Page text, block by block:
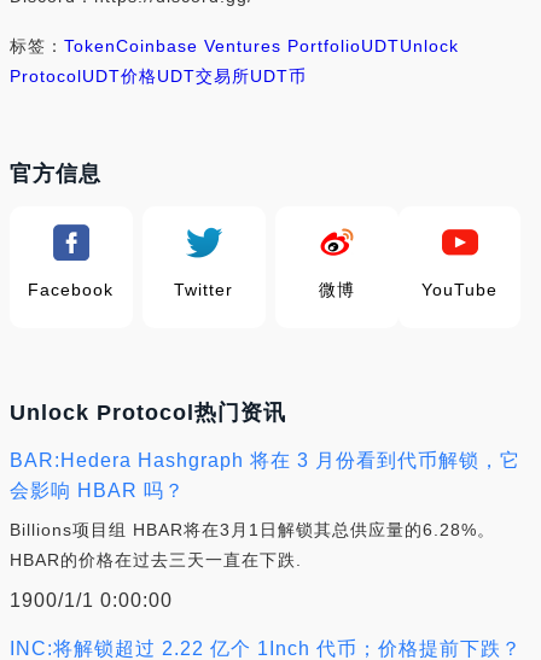
标签： TokenCoinbase Ventures PortfolioUDTUnlock
ProtocolUDT价格UDT交易所UDT币
官方信息
Facebook Twitter 微博 YouTube
Unlock Protocol热门资讯
BAR:Hedera Hashgraph 将在 3 月份看到代币解锁，它
会影响 HBAR 吗？
Billions项目组 HBAR将在3月1日解锁其总供应量的6.28%。
HBAR的价格在过去三天一直在下跌.
1900/1/1 0:00:00
INC:将解锁超过 2.22 亿个 1Inch 代币；价格提前下跌？